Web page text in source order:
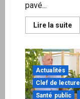
pavé...
Lire la suiteEn
Actualités
Clef de lecture
Santé public